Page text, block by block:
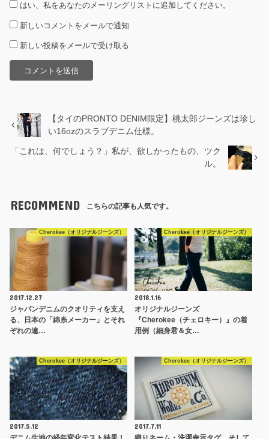
はい、私をあなたのメーリングリストに追加してください。
新しいコメントをメールで通知
新しい投稿をメールで受け取る
【タイのPRONTO DENIM限定】桃太郎ジーンズは珍し
い16ozのスラブデニム仕様。
「これは、何でしょう？」私が、欲しかったもの、ツク
ル。
RECOMMEND こちらの記事も人気です。
Cherokee（オリジナルジーンズ）
2017.12.27
ジャパンデニムのクオリティを支え
る、日本の「綿糸メーカー」とそれ
ぞれの違…
Cherokee（オリジナルジーンズ）
2018.1.16
オリジナルジーンズ
『Cherokee（チェロキー）』の着
用例（細身君＆女…
Cherokee（オリジナルジーンズ）
2017.5.12
Cherokee（オリジナルジーンズ）
2017.7.11